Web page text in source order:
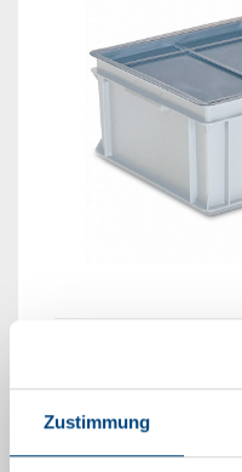
Zustimmung
Angebot anfordern